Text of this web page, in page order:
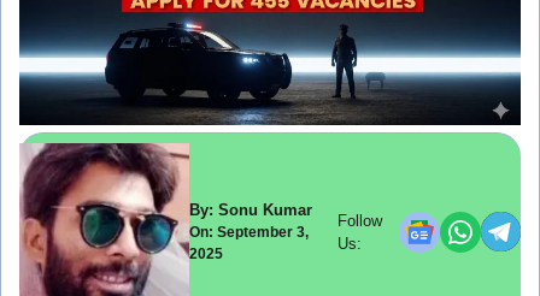
By: Sonu Kumar
On: September 3,
2025
Follow
Us: